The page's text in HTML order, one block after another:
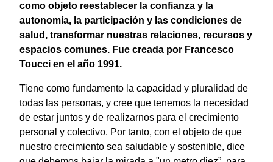
como objeto reestablecer la confianza y la
autonomía, la participación y las condiciones de
salud, transformar nuestras relaciones, recursos y
espacios comunes. Fue creada por Francesco
Toucci en el año 1991.
Tiene como fundamento la capacidad y pluralidad de
todas las personas, y cree que tenemos la necesidad
de estar juntos y de realizarnos para el crecimiento
personal y colectivo. Por tanto, con el objeto de que
nuestro crecimiento sea saludable y sostenible, dice